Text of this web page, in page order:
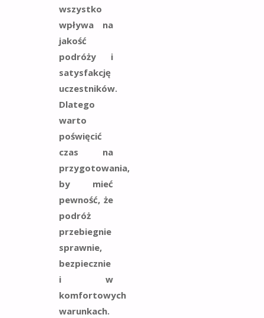
wszystko
wpływa na
jakość
podróży i
satysfakcję
uczestników.
Dlatego
warto
poświęcić
czas na
przygotowania,
by mieć
pewność, że
podróż
przebiegnie
sprawnie,
bezpiecznie
i w
komfortowych
warunkach.